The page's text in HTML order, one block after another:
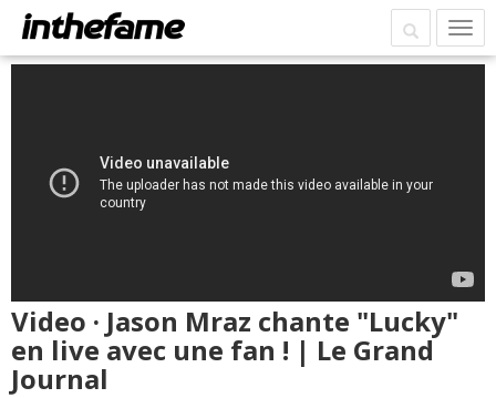
Video · Jason Mraz chante "Lucky"
en live avec une fan ! | Le Grand
Journal